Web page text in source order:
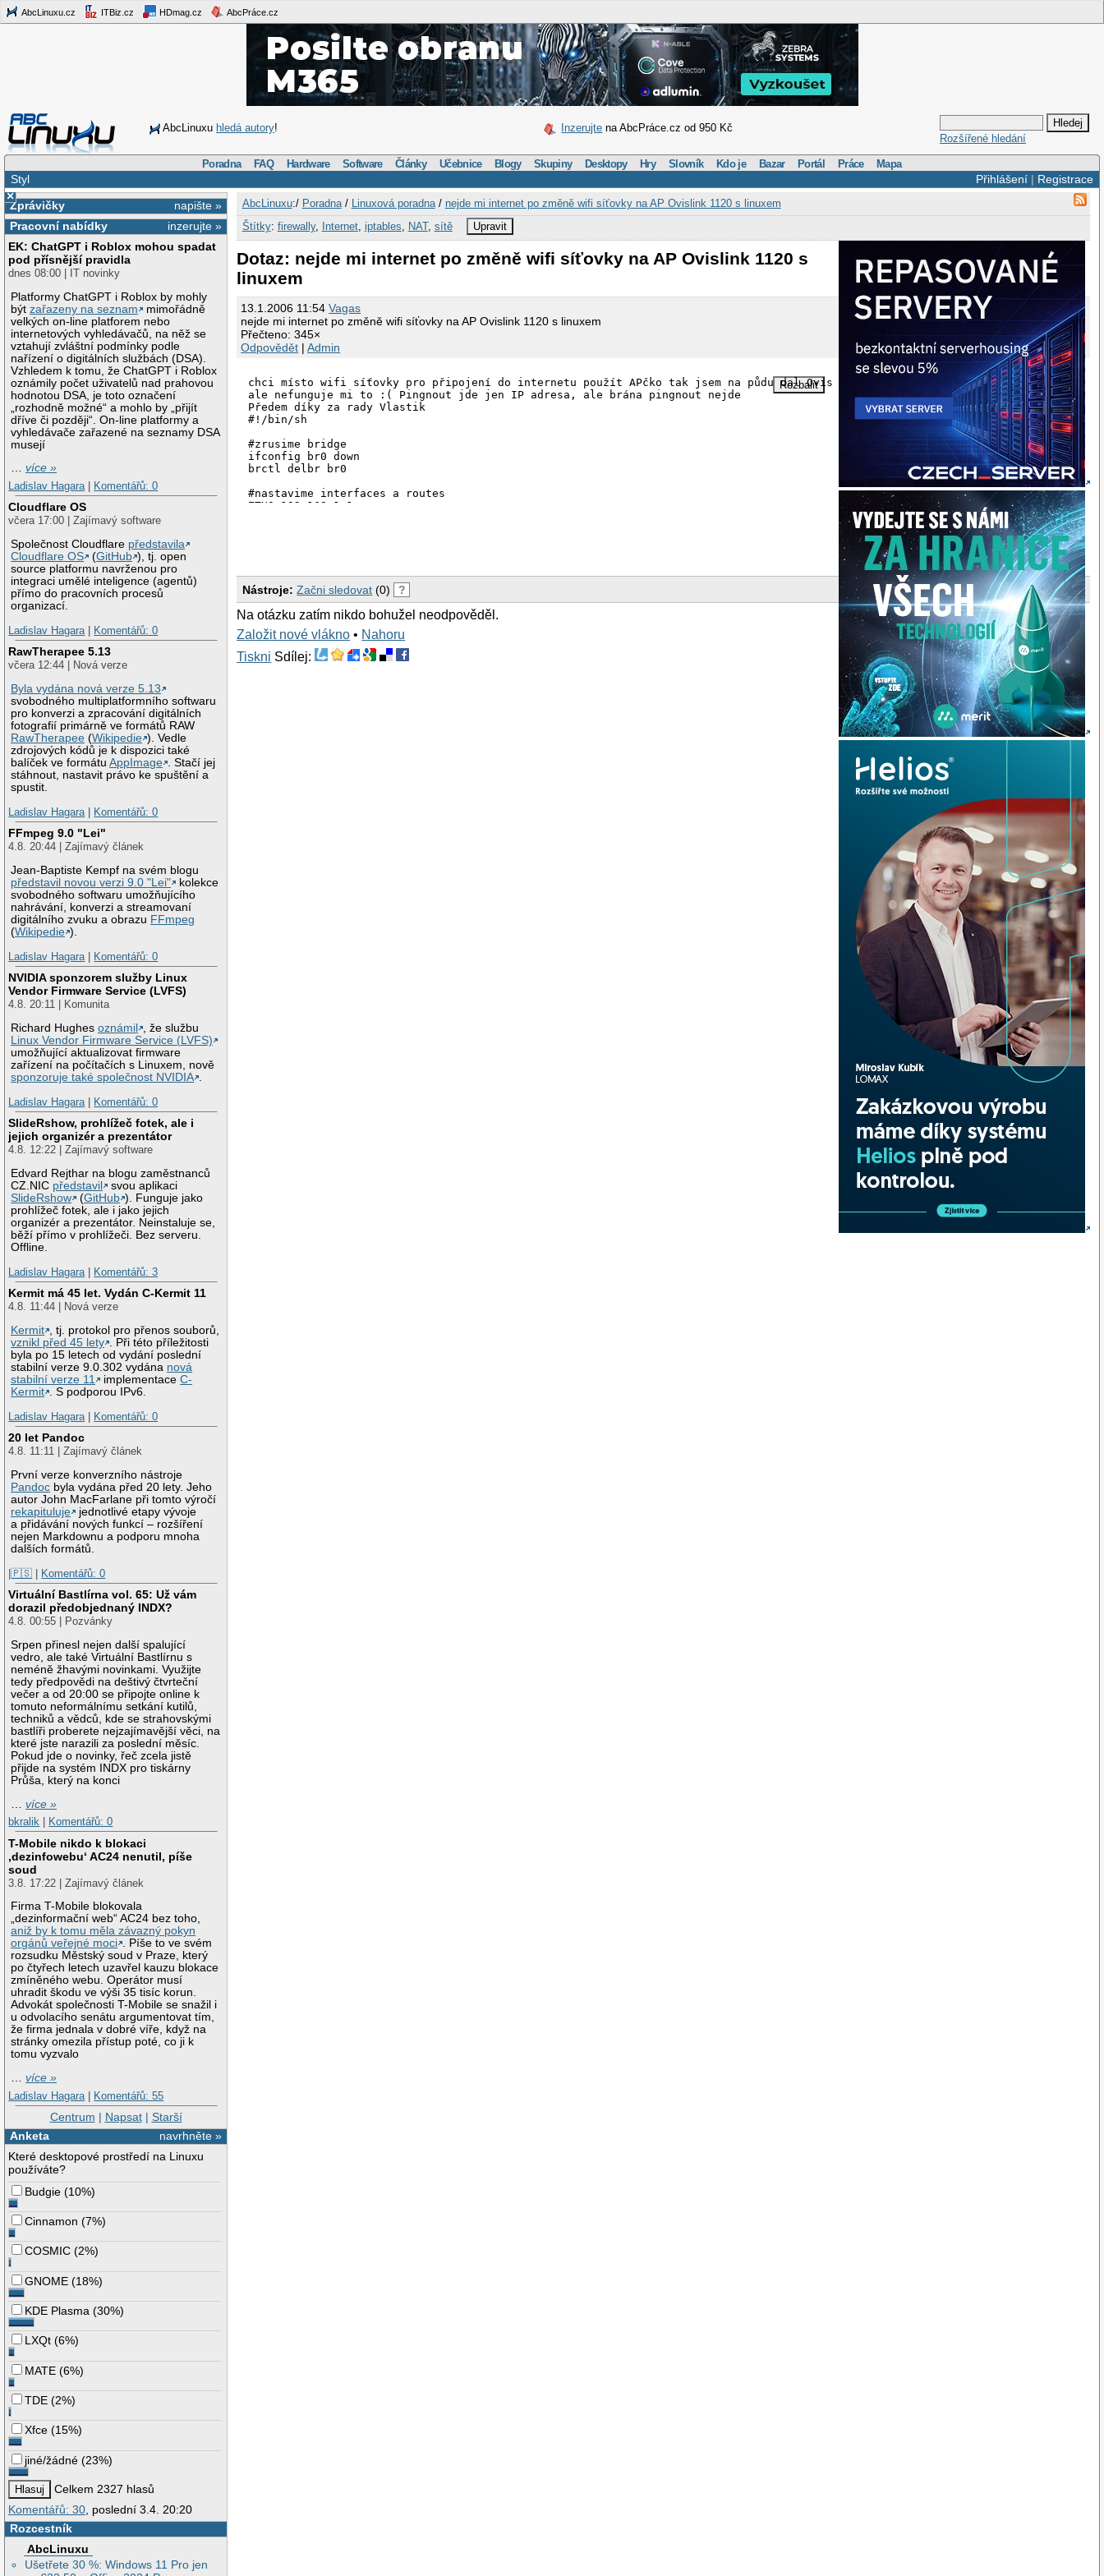
AbcLinuxu.cz ITBiz.cz HDmag.cz AbcPráce.cz
AbcLinuxu hledá autory! Inzerujte na AbcPráce.cz od 950 Kč
Rozšířené hledání
Poradna FAQ Hardware Software Články Učebnice Blogy Skupiny Desktopy Hry Slovník Kdo je Bazar Portál Práce Mapa
Přihlášení| Registrace
Styl
×
napište »
Zprávičky
inzerujte »
Pracovní nabídky
EK: ChatGPT i Roblox mohou spadat
pod přísnější pravidla
dnes 08:00 | IT novinky
Platformy ChatGPT i Roblox by mohly
býtzařazeny na seznam
mimořádně
velkých on-line platforem nebo
internetových vyhledávačů, na něž se
vztahují zvláštní podmínky podle
nařízení o digitálních službách (DSA).
Vzhledem k tomu, že ChatGPT i Roblox
oznámily počet uživatelů nad prahovou
hodnotou DSA, je toto označení
„rozhodně možné“ a mohlo by „přijít
dříve či později“. On-line platformy a
vyhledávače zařazené na seznamy DSA
musejí
…více »
Ladislav Hagara
Komentářů: 0
Cloudflare OS
včera 17:00 | Zajímavý software
Společnost Cloudflare představila
Cloudflare OS
(GitHub ), tj. open
source platformu navrženou pro
integraci umělé inteligence (agentů)
přímo do pracovních procesů
organizací.
Ladislav Hagara
Komentářů: 0
RawTherapee 5.13
včera 12:44 | Nová verze
Byla vydána nová verze 5.13
svobodného multiplatformního softwaru
pro konverzi a zpracování digitálních
fotografií primárně ve formátů RAW
RawTherapee (Wikipedie ). Vedle
zdrojových kódů je k dispozici také
balíček ve formátuAppImage . Stačí jej
stáhnout, nastavit právo ke spuštění a
spustit.
Ladislav Hagara
Komentářů: 0
FFmpeg 9.0 "Lei"
4.8. 20:44 | Zajímavý článek
Jean-Baptiste Kempf na svém blogu
představil novou verzi 9.0 "Lei"
kolekce
svobodného softwaru umožňujícího
nahrávání, konverzi a streamovaní
digitálního zvuku a obrazu FFmpeg
(Wikipedie ).
Ladislav Hagara
Komentářů: 0
NVIDIA sponzorem služby Linux
Vendor Firmware Service (LVFS)
4.8. 20:11 | Komunita
Richard Hughesoznámil
, že službu
Linux Vendor Firmware Service (LVFS)
umožňující aktualizovat firmware
zařízení na počítačích s Linuxem, nově
sponzoruje také společnost NVIDIA .
Ladislav Hagara | Komentářů: 0
SlideRshow, prohlížeč fotek, ale i
jejich organizér a prezentátor
4.8. 12:22 | Zajímavý software
Edvard Rejthar na blogu zaměstnanců
CZ.NIC představil
svou aplikaci
SlideRshow
(GitHub ). Funguje jako
prohlížeč fotek, ale i jako jejich
organizér a prezentátor. Neinstaluje se,
běží přímo v prohlížeči. Bez serveru.
Offline.
Ladislav Hagara | Komentářů: 3
Kermit má 45 let. Vydán C-Kermit 11
4.8. 11:44 | Nová verze
Kermit , tj. protokol pro přenos souborů,
vznikl před 45 lety . Při této příležitosti
byla po 15 letech od vydání poslední
stabilní verze 9.0.302 vydána nová
stabilní verze 11
implementaceC-
Kermit . S podporou IPv6.
Ladislav Hagara | Komentářů: 0
20 let Pandoc
4.8. 11:11 | Zajímavý článek
První verze konverzního nástroje
Pandoc byla vydána před 20 lety. Jeho
autor John MacFarlane při tomto výročí
rekapituluje
jednotlivé etapy vývoje
a přidávání nových funkcí – rozšíření
nejen Markdownu a podporu mnoha
dalších formátů.
|🇵🇸 | Komentářů: 0
Virtuální Bastlírna vol. 65: Už vám
dorazil předobjednaný INDX?
4.8. 00:55 | Pozvánky
Srpen přinesl nejen další spalující
vedro, ale také Virtuální Bastlírnu s
neméně žhavými novinkami. Využijte
tedy předpovědi na deštivý čtvrteční
večer a od 20:00 se připojte online k
tomuto neformálnímu setkání kutilů,
techniků a vědců, kde se strahovskými
bastlíři proberete nejzajímavější věci, na
které jste narazili za poslední měsíc.
Pokud jde o novinky, řeč zcela jistě
přijde na systém INDX pro tiskárny
Průša, který na konci
…více »
bkralik
Komentářů: 0
T-Mobile nikdo k blokaci
‚dezinfowebu‘ AC24 nenutil, píše
soud
3.8. 17:22 | Zajímavý článek
Firma T-Mobile blokovala
„dezinformační web“ AC24 bez toho,
aniž by k tomu měla závazný pokyn
orgánů veřejné moci . Píše to ve svém
rozsudku Městský soud v Praze, který
po čtyřech letech uzavřel kauzu blokace
zmíněného webu. Operátor musí
uhradit škodu ve výši 35 tisíc korun.
Advokát společnosti T-Mobile se snažil i
u odvolacího senátu argumentovat tím,
že firma jednala v dobré víře, když na
stránky omezila přístup poté, co ji k
tomu vyzvalo
…více »
Ladislav Hagara | Komentářů: 55
Centrum | Napsat| Starší
navrhněte »
Anketa
Které desktopové prostředí na Linuxu
používáte?
Budgie (10%)
Cinnamon (7%)
COSMIC (2%)
GNOME (18%)
KDE Plasma (30%)
LXQt (6%)
MATE (6%)
TDE (2%)
Xfce (15%)
jiné/žádné (23%)
Celkem 2327 hlasů
Komentářů: 30, poslední 3.4. 20:20
Rozcestník
AbcLinuxu
Ušetřete 30 %: Windows 11 Pro jen
AbcLinuxu:/ Poradna/ Linuxová poradna/ nejde mi internet po změně wifi síťovky na AP Ovislink 1120 s linuxem
Štítky: firewally, Internet, iptables NAT, sítě Upravit
Dotaz: nejde mi internet po změně wifi síťovky na AP Ovislink 1120 s
linuxem
13.1.2006 11:54Vagas
nejde mi internet po změně wifi síťovky na AP Ovislink 1120 s linuxem
Přečteno: 345×
Odpovědět |Admin
chci místo wifi síťovky pro připojení do internetu použít APčko tak jsem na půdu dal Ovislink 1120 do kterého jsem dal firmware s
ale nefunguje mi to :( Pingnout jde jen IP adresa, ale brána pingnout nejde
Předem díky za rady Vlastik
#!/bin/sh
#zrusime bridge
ifconfig br0 down
brctl delbr br0
#nastavime interfaces a routes
ETH0=192.168.1.1
#nastaveni mac adresy na wlan0
ifconfig wlan0 down
ifconfig wlan0 hw ether 00:4f:92:01:CA:D0
ifconfig wlan0 up
ifconfig eth0 $ETH0 netmask $ETH0MASK
ifconfig eth0:1 192.168.100.252
ifconfig wlan0 $WLAN0 netmask $WLAN0MASK
poslední řádek iptables je dlouhý a asi se zalomil do dvou řádků a má být pouze na jednom. Můžete mi poradit co mám špatně proč
Nástroje: Začni sledovat (0) ?
Na otázku zatím nikdo bohužel neodpověděl.
Založit nové vlákno • Nahoru
Tiskni Sdílej: